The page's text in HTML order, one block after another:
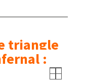
triangle
: